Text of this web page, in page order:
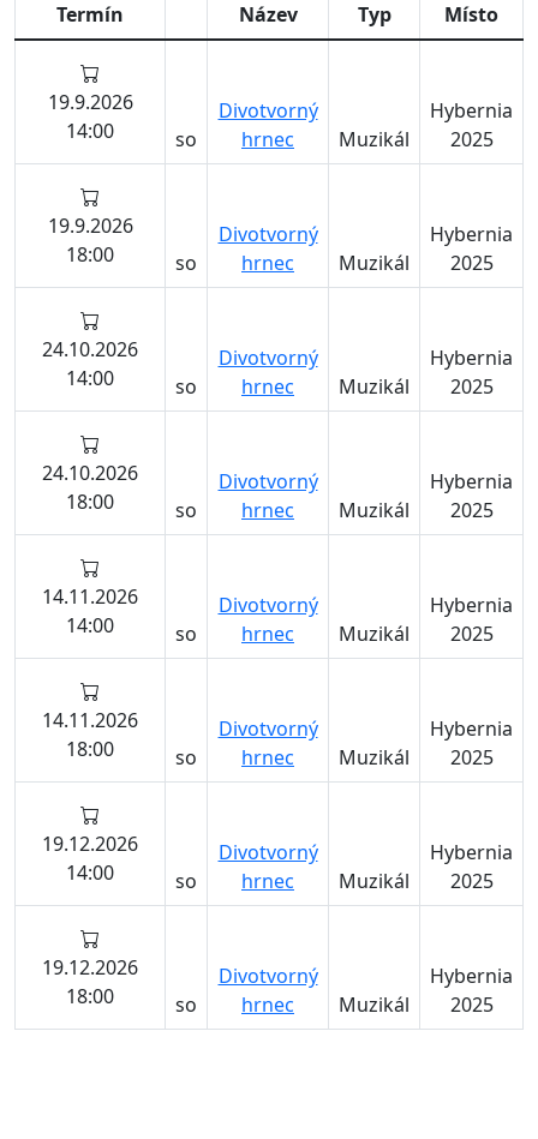
Termín Název Typ Místo
19.9.2026
14:00
so
Divotvorný
hrnec
Muzikál
Hybernia
2025
19.9.2026
18:00
so
Divotvorný
hrnec
Muzikál
Hybernia
2025
24.10.2026
14:00
so
Divotvorný
hrnec
Muzikál
Hybernia
2025
24.10.2026
18:00
so
Divotvorný
hrnec
Muzikál
Hybernia
2025
14.11.2026
14:00
so
Divotvorný
hrnec
Muzikál
Hybernia
2025
14.11.2026
18:00
so
Divotvorný
hrnec
Muzikál
Hybernia
2025
19.12.2026
14:00
so
Divotvorný
hrnec
Muzikál
Hybernia
2025
19.12.2026
18:00
so
Divotvorný
hrnec
Muzikál
Hybernia
2025